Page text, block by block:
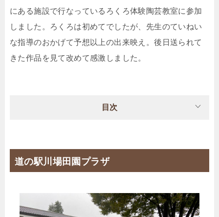
にある施設で行なっているろくろ体験陶芸教室に参加
しました。ろくろは初めてでしたが、先生のていねい
な指導のおかげて予想以上の出来映え。後日送られて
きた作品を見て改めて感激しました。
目次
道の駅川場田園プラザ